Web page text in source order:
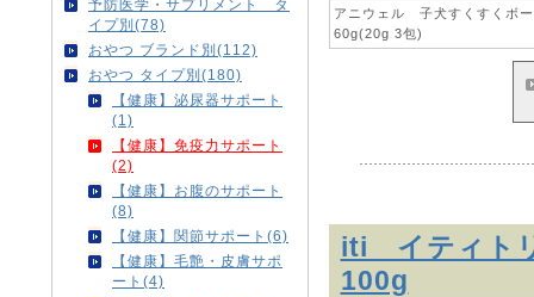
予防医学・サプリメント タ
イプ別(78)
おやつ ブランド別(112)
おやつ タイプ別(180)
【健康】泌尿器サポート
(1)
【健康】免疫力サポート
(2)
【健康】お腹のサポート
(8)
【健康】関節サポート(6)
【健康】毛艶・皮膚サポ
ート(4)
アニウェル 子犬すくすくボ
60g(20g 3包)
iti イティト
100g